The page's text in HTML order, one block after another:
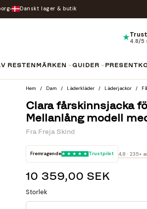
Danskt lager & butik
★4.8/5
RESTEN MÄRKEN GUIDER
Hem Dam Läderkläder Läderjackor
Clara fårskinnsjacka
Mellanlång modell
Fra Freja Skind
Fremragende Trustpilot 4,8 · 235+
10 359,00 SEK
Storlek